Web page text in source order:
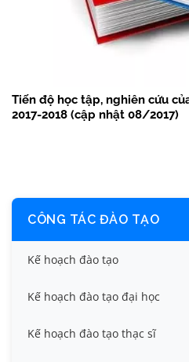
Tiến độ học tập, nghiên cứu
2017-2018 (cập nhật 08/2017)
CÔNG TÁC ĐÀO TẠO
Kế hoạch đào tạo
Kế hoạch đào tạo đại học
Kế hoạch đào tạo thạc sĩ